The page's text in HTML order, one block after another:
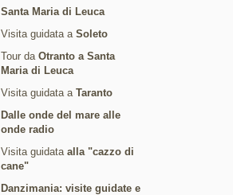
Santa Maria di Leuca
Visita guidata a Soleto
Tour da Otranto a Santa
Maria di Leuca
Visita guidata a Taranto
Dalle onde del mare alle
onde radio
Visita guidata alla "cazzo di
cane"
Danzimania: visite guidate e